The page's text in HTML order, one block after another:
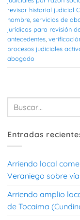
revisar historial judicial
nombre servicios de
jurídicos para revisión
antecedentes
procesos judiciales
abogado
Entradas
Arriendo local
Veraniego sobre
Arriendo amplio
de Tocaima